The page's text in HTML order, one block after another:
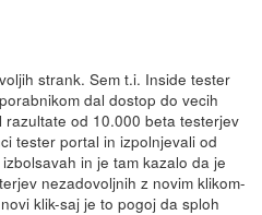
strank. Sem t.i. Inside tester
dal dostop do vecih
razultate od 10.000 beta testerjev
tester portal in izpolnjevali od
in je tam kazalo da je
nezadovoljnih z novim klikom-
klik-saj je to pogoj da sploh